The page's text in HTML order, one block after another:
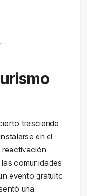
trasciende
en el
comunidades
evento gratuito
una